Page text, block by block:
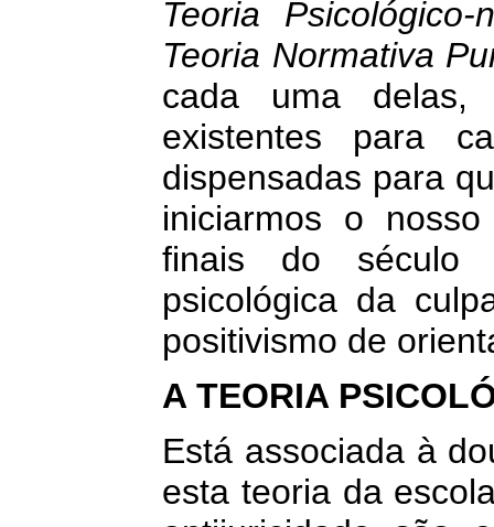
Teoria
Teoria Normativa
cada uma delas,
existentes para
dispensadas para
iniciarmos o
finais do século
psicológica da
positivismo de
A TEORIA
Está associada à
esta teoria da